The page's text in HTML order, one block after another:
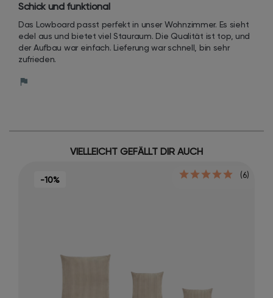
Schick und funktional
Das Lowboard passt perfekt in unser Wohnzimmer. Es sieht
edel aus und bietet viel Stauraum. Die Qualität ist top, und
der Aufbau war einfach. Lieferung war schnell, bin sehr
zufrieden.
VIELLEICHT GEFÄLLT DIR AUCH
-10% (6)